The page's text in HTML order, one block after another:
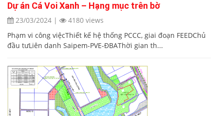
Dự án Cá Voi Xanh – Hạng mục trên bờ
23/03/2024 |
4180 views
Phạm vi công việcThiết kế hệ thống PCCC, giai đoạn FEEDChủ
đầu tưLiên danh Saipem-PVE-ĐBAThời gian th...